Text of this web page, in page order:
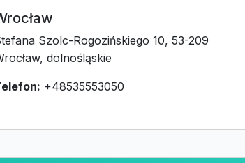
Szolc-Rogozińskiego 10, 53-209
dolnośląskie
+48535553050